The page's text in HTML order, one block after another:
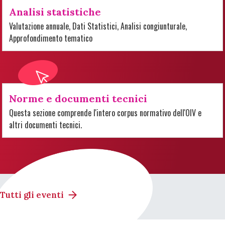
Analisi statistiche
Valutazione annuale, Dati Statistici, Analisi congiunturale,
Approfondimento tematico
Norme e documenti tecnici
Questa sezione comprende l'intero corpus normativo dell'OIV e
altri documenti tecnici.
Tutti gli eventi